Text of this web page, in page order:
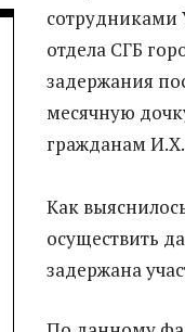
сотрудниками
отдела СГБ
задержания
месячную
гражданам И.Х.
Как
осуществить
задержана